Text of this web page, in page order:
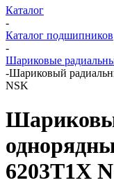
Каталог
-
Каталог подшипников
-
Шариковые
-Шариковый
NSK
6203T1X